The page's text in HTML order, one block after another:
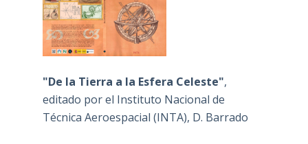
"De la Tierra a la Esfera Celeste",
editado por el Instituto Nacional de
Técnica Aeroespacial (INTA), D. Barrado